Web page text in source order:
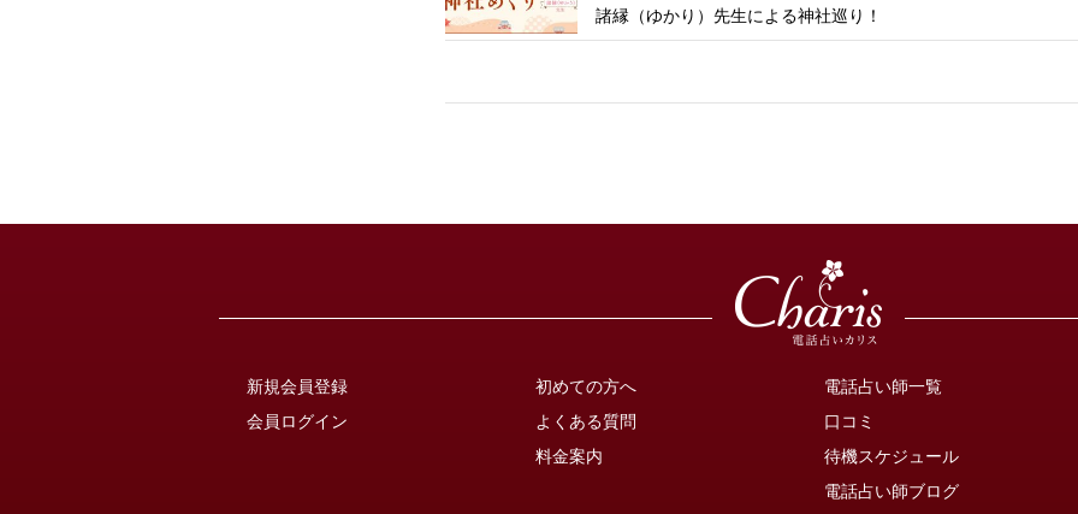
諸縁（ゆかり）先生による神社巡り！
新規会員登録
会員ログイン
初めての方へ
よくある質問
料金案内
電話占い師一覧
口コミ
待機スケジュール
電話占い師ブログ